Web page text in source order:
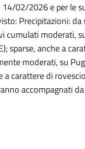
02/2026 e per le
Precipitazioni: da
cumulati moderati,
sparse, anche a
moderati, su
a carattere di
accompagnati